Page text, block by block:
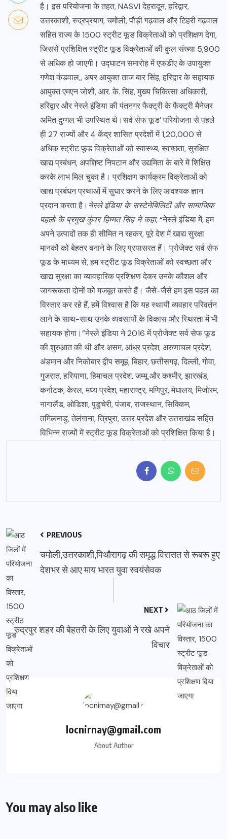
है। इस परियोजना के तहत, NASVI देहरादून, हरिद्वार,
उत्तरकाशी, रुद्रप्रयाग, चमोली, पौड़ी गढ़वाल और टिहरी गढ़वाल
सहित राज्य के 1500 स्ट्रीट फूड विक्रेताओं को प्रशिक्षण देगा,
जिससे प्रशिक्षित स्ट्रीट फूड विक्रेताओं की कुल संख्या 5,900
से अधिक हो जाएगी। उद्घाटन समारोह में एफडीए के उपायुक्त
गणेश कंडवाल,, अपर आयुक्त ताज बार सिंह, हरिद्वार के सहायक
आयुक्त एमएन जोशी, आर. के. सिंह, मुख्य चिकित्सा अधिकारी,
हरिद्वार और नेस्ले इंडिया की पंतनगर फैक्ट्री के फैक्ट्री मैनेजर
अमित दुग्गल भी उपस्थित थे।सर्व सेफ फूड’ परियोजना से पहले
ही 27 राज्यों और 4 केंद्र शासित प्रदेशों में 1,20,000 से
अधिक स्ट्रीट फूड विक्रेताओं को स्वास्थ्य, स्वच्छता, सुरक्षित
खाद्य प्रबंधन, अपशिष्ट निपटान और उद्यमिता के बारे में शिक्षित
करके लाभ मिल चुका है। प्रशिक्षण कार्यक्रम विक्रेताओं को
खाद्य प्रबंधन प्रथाओं में सुधार करने के लिए आवश्यक ज्ञान
प्रदान करता है। नेस्ले इंडिया के सस्टेनेबिलिटी और सामाजिक
पहलों के प्रमुख कुंवर हिम्मत सिंह ने कहा, “नेस्ले इंडिया में, हम
अपने उत्पादों तक ही सीमित न रहकर, पूरे देश में खाद्य सुरक्षा
मानकों को बेहतर बनाने के लिए प्रयासरत हैं। प्रोजेक्ट सर्व सेफ
फूड के माध्यम से, हम स्ट्रीट फूड विक्रेताओं को स्वच्छता और
खाद्य सुरक्षा का व्यावहारिक प्रशिक्षण देकर उनके कौशल और
जागरूकता दोनों को मजबूत करते हैं। जैसे-जैसे हम इस पहल का
विस्तार कर रहे हैं, हमें विश्वास है कि यह स्थायी व्यवहार परिवर्तन
लाने के साथ-साथ उनके व्यवसायों के विकास और स्थिरता में भी
सहायक होगा।”नेस्ले इंडिया ने 2016 में प्रोजेक्ट सर्व सेफ फूड
की शुरुआत की थी और असम, आंध्र प्रदेश, अरुणाचल प्रदेश,
अंडमान और निकोबार द्वीप समूह, बिहार, छत्तीसगढ़, दिल्ली, गोवा,
गुजरात, हरियाणा, हिमाचल प्रदेश, जम्मू और कश्मीर, झारखंड,
कर्नाटक, केरल, मध्य प्रदेश, महाराष्ट्र, मणिपुर, मेघालय, मिजोरम,
नागालैंड, ओडिशा, पुडुचेरी, पंजाब, राजस्थान, सिक्किम,
तमिलनाडु, तेलंगाना, त्रिपुरा, उत्तर प्रदेश और उत्तराखंड सहित
विभिन्न राज्यों में स्ट्रीट फूड विक्रेताओं को प्रशिक्षित किया है।
PREVIOUS
चमोली,उत्तरकाशी,पिथौरागढ़ की समृद्ध विरासत से रूबरू हुए
देशभर से आए माय भारत युवा स्वयंसेवक
NEXT
रुद्रपुर शहर की बेहतरी के लिए युवाओं ने रखे अपने
विचार
locnirnay@gmail.com
About Author
You may also like